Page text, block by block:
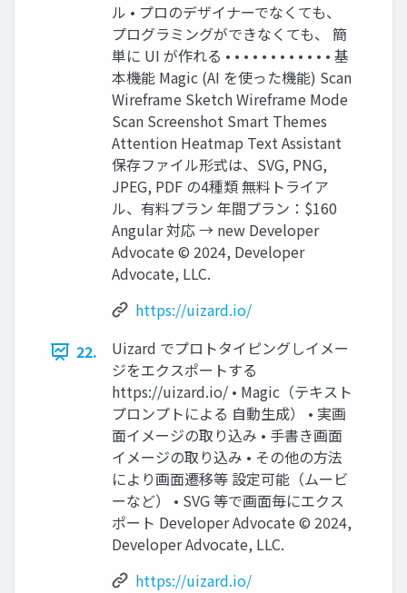
ル • プロのデザイナーでなくても、
プログラミングができなくても、 簡
単に UI が作れる • • • • • • • • • • • • 基
本機能 Magic (AI を使った機能) Scan
Wireframe Sketch Wireframe Mode
Scan Screenshot Smart Themes
Attention Heatmap Text Assistant
保存ファイル形式は、SVG, PNG,
JPEG, PDF の4種類 無料トライア
ル、有料プラン 年間プラン：$160
Angular 対応 → new Developer
Advocate ©︎ 2024, Developer
Advocate, LLC.
https://uizard.io/
22.
Uizard でプロトタイピングしイメー
ジをエクスポートする
https://uizard.io/ • Magic（テキスト
プロンプトによる ⾃動生成） • 実画
面イメージの取り込み • 手書き画面
イメージの取り込み • その他の方法
により画面遷移等 設定可能（ムービ
ーなど） • SVG 等で画面毎にエクス
ポート Developer Advocate ©︎ 2024,
Developer Advocate, LLC.
https://uizard.io/